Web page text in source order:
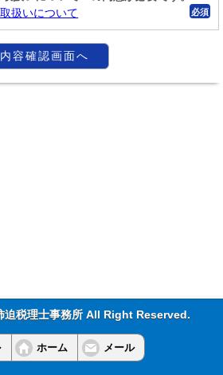
税理士事務所 All Right Reserved.
ホーム メール